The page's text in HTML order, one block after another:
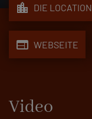
location_city DIE LOCATION
web WEBSEITE
Video